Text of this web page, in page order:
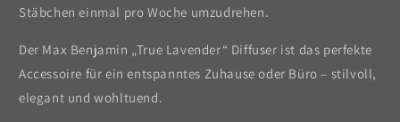
Stäbchen einmal pro Woche umzudrehen.
Der Max Benjamin „True Lavender“ Diffuser ist das perfekte
Accessoire für ein entspanntes Zuhause oder Büro – stilvoll,
elegant und wohltuend.